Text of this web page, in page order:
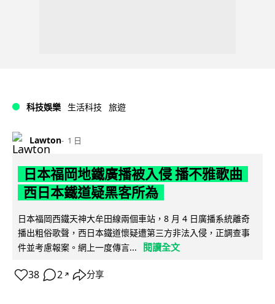
科技娛樂 生活科技 旅遊
Lawton 1 日
日本福岡地鐵廣播被入侵 播不雅歌曲
西日本鐵道疑黑客所為
日本福岡西鐵天神大牟田線兩個車站，8 月 4 日廣播系統離奇
播出粗俗歌聲，西日本鐵道懷疑遭第三方非法入侵，正調查事
件並考慮報案。網上一度傳言...
閱讀全文
38 2 ↗ 分享